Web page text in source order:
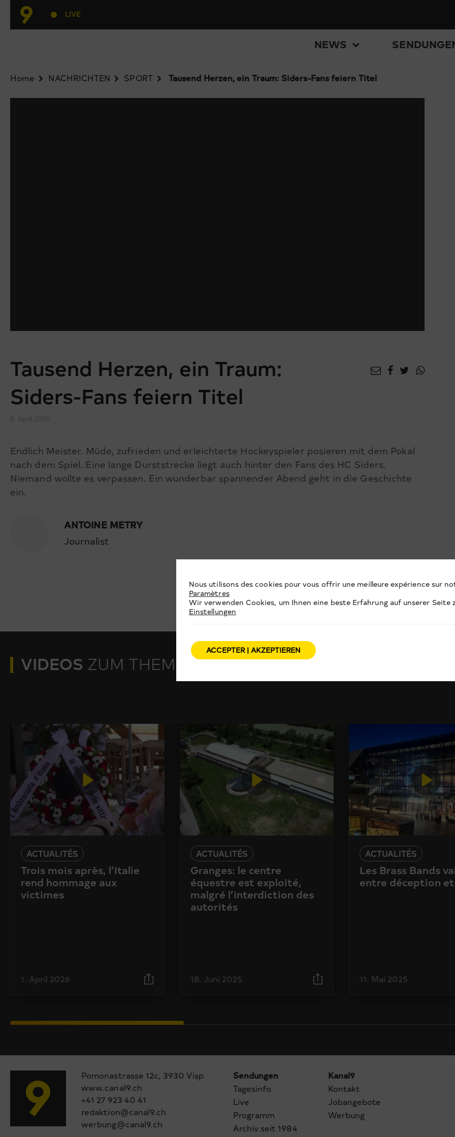
LIVE
NEWS
Home NACHRICHTEN SPORT Tausend Herzen, ein Traum: Siders-Fans feiern Titel
Tausend Herzen, ein Traum:
Siders-Fans feiern Titel
Endlich Meister. Müde, zufrieden und erleichterte Hockeyspieler posieren mit dem Pokal
nach dem Spiel. Eine lange Durststrecke liegt auch hinter den Fans des HC Siders.
Niemand wollte es verpassen. Ein wunderbar spannender Abend geht in die Geschichte
ein.
ANTOINE METRY
Journalist
VIDEOS ZUM THEMA
ACTUALITÉS
Trois mois après, l’Italie
rend hommage aux
victimes
1. April 2026
ACTUALITÉS
Granges: le centre
équestre est exploité,
malgré l’interdiction des
autorités
18. Juni 2025
ACTUALITÉS
Les Brass Bands
entre déception
11. Mai 2025
Pomonastrasse 12c, 3930 Visp
www.canal9.ch
+41 27 923 40 41
redaktion@canal9.ch
werbung@canal9.ch
Sendungen
Tagesinfo
Live
Programm
Archiv seit 1984
Kanal9
Kontakt
Jobangebote
Werbung
Nous utilisons des cookies pour vous offrir une meilleure expérience sur
Paramètres
Wir verwenden Cookies, um Ihnen eine beste Erfahrung auf unserer Seite
Einstellungen
ACCEPTER | AKZEPTIEREN